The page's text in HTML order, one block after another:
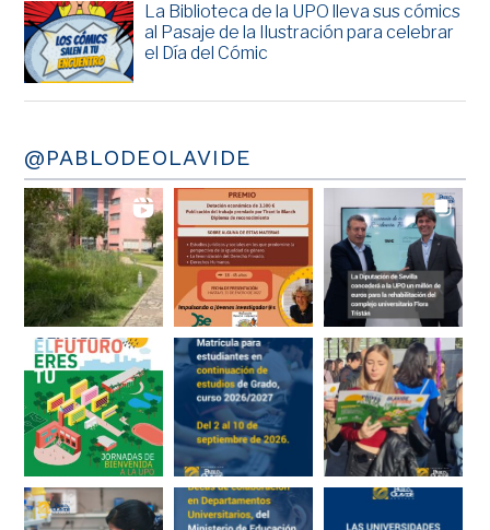
La Biblioteca de la UPO lleva sus cómics
al Pasaje de la Ilustración para celebrar
el Día del Cómic
@PABLODEOLAVIDE